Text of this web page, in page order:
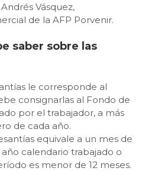
Vásquez,
de la AFP Porvenir.
saber sobre las
le corresponde al
consignarlas al Fondo de
por el trabajador, a más
de cada año.
equivale a un mes de
calendario trabajado o
es menor de 12 meses.